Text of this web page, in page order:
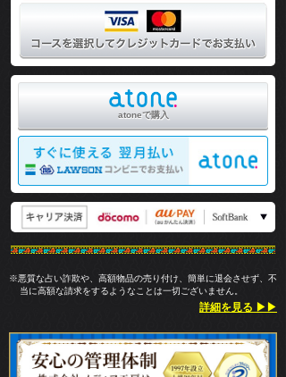
atoneで購入
※悪質な占い詐欺や、高額物品の売り付け、簡単に退会させず、不
当に高額な請求をするようなことは一切ございません。
詳細を見る ▶▶